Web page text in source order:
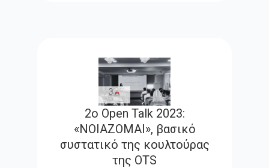
2ο Open Talk 2023:
«ΝOΙΑΖΟΜΑΙ», βασικό
συστατικό της κουλτούρας
της OTS